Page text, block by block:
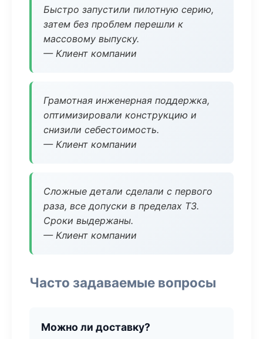
Быстро запустили пилотную серию,
затем без проблем перешли к
массовому выпуску.
— Клиент компании
Грамотная инженерная поддержка,
оптимизировали конструкцию и
снизили себестоимость.
— Клиент компании
Сложные детали сделали с первого
раза, все допуски в пределах ТЗ.
Сроки выдержаны.
— Клиент компании
Часто задаваемые вопросы
Можно ли доставку?